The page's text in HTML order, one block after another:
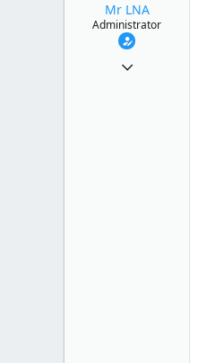
Mr LNA
Administrator